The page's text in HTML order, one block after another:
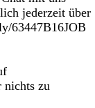
jederzeit über
63447B16JOB
nichts zu